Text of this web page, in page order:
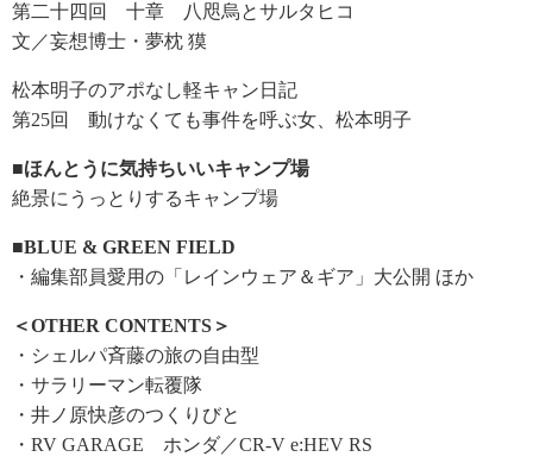
第二十四回 十章 八咫烏とサルタヒコ
文／妄想博士・夢枕 獏
松本明子のアポなし軽キャン日記
第25回 動けなくても事件を呼ぶ女、松本明子
■ほんとうに気持ちいいキャンプ場
絶景にうっとりするキャンプ場
■BLUE & GREEN FIELD
・編集部員愛用の「レインウェア＆ギア」大公開 ほか
＜OTHER CONTENTS＞
・シェルパ斉藤の旅の自由型
・サラリーマン転覆隊
・井ノ原快彦のつくりびと
・RV GARAGE ホンダ／CR-V e:HEV RS